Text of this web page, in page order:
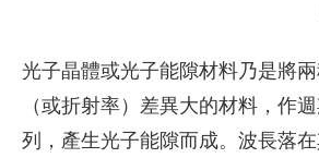
光子晶體或光子能隙材料乃是將
（或折射率）差異大的材料，作
列，產生光子能隙而成。波長落